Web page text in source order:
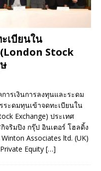
เบียนใน
Stock
ารเงินการลงทุนและระดม
ระดมทุนเข้าจดทะเบียนใน
Exchange) ประเทศ
จริมปิง กรุ๊ป อินเตอร์ โฮลดิ้ง
Associates ltd. (UK)
Equity […]